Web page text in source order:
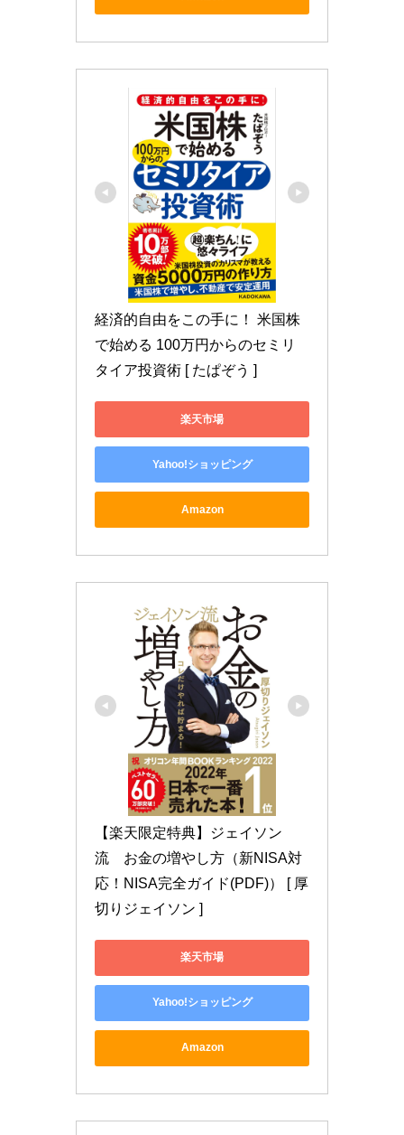
経済的自由をこの手に！ 米国株
で始める 100万円からのセミリ
タイア投資術 [ たぱぞう ]
楽天市場
Yahoo!ショッピング
Amazon
【楽天限定特典】ジェイソン
流　お金の増やし方（新NISA対
応！NISA完全ガイド(PDF)） [ 厚
切りジェイソン ]
楽天市場
Yahoo!ショッピング
Amazon